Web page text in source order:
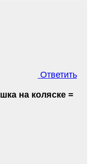
Ответить
на коляске =